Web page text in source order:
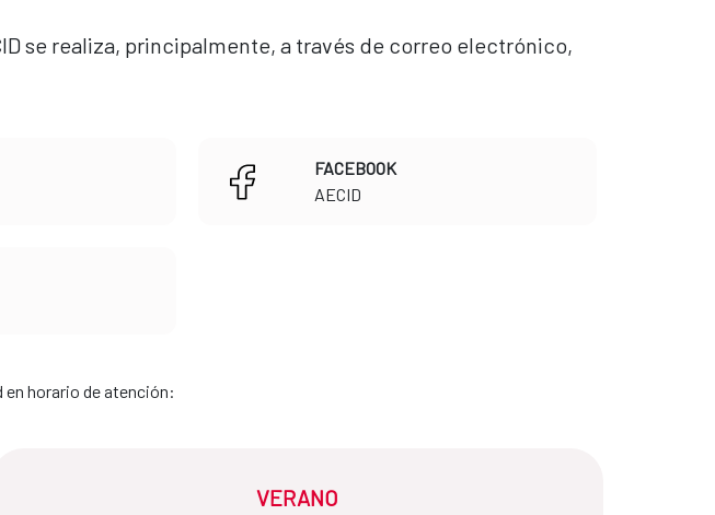
se realiza, principalmente, a través de correo electrónico,
FACEBOOK
​​​​​​​AECID
en horario de atención:
VERANO